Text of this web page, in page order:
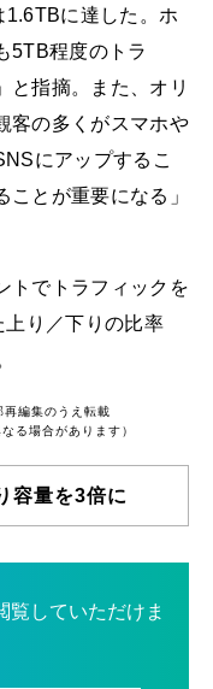
に達した。ホ
5TB程度のトラ
と指摘。また、オリ
客の多くがスマホや
にアップするこ
とが重要になる」
トでトラフィックを
り／下りの比率
編集のうえ転載
る場合があります）
容量を3倍に
覧していただけま